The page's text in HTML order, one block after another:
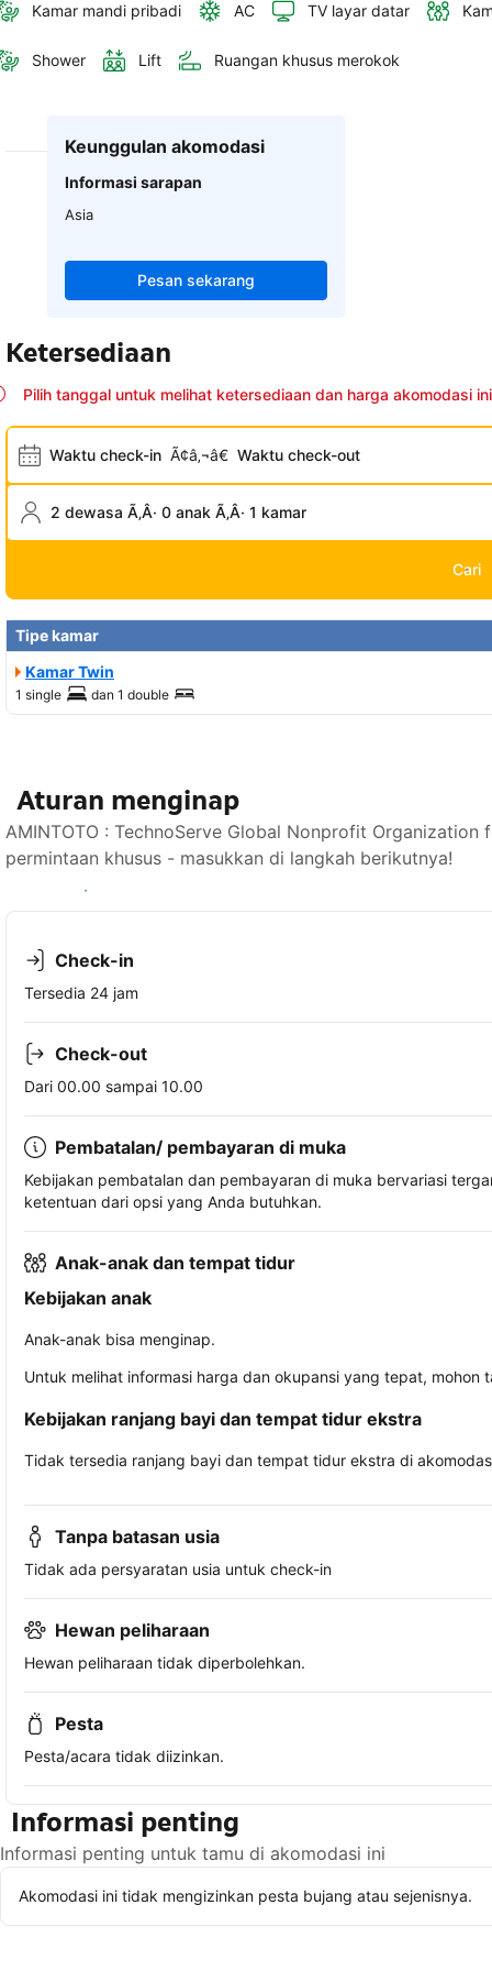
Kamar mandi pribadi AC TV layar datar
Shower Lift Ruangan khusus merokok
Keunggulan akomodasi
Informasi sarapan
Asia
Pesan sekarang
Ketersediaan
Pilih tanggal untuk melihat ketersediaan dan harga akomodasi ini
Waktu check-in Ã¢â‚¬â€ Waktu check-out
2 dewasa Ã‚Â· 0 anak Ã‚Â· 1 kamar
Cari
Tipe kamar
Kamar Twin
1 single dan 1 double
Aturan menginap
AMINTOTO : TechnoServe Global Nonprofit
permintaan khusus - masukkan di langkah berikutnya!
Lihat ketersediaan
Check-in
Tersedia 24 jam
Check-out
Dari 00.00 sampai 10.00
Pembatalan/ pembayaran di muka
Kebijakan pembatalan dan pembayaran di muka bervariasi
ketentuan dari opsi yang Anda butuhkan.
Anak-anak dan tempat tidur
Kebijakan anak
Anak-anak bisa menginap.
Untuk melihat informasi harga dan okupansi yang tepat,
Kebijakan ranjang bayi dan tempat tidur ekstra
Tidak tersedia ranjang bayi dan tempat tidur ekstra di
Tanpa batasan usia
Tidak ada persyaratan usia untuk check-in
Hewan peliharaan
Hewan peliharaan tidak diperbolehkan.
Pesta
Pesta/acara tidak diizinkan.
Informasi penting
Informasi penting untuk tamu di akomodasi ini
Akomodasi ini tidak mengizinkan pesta bujang atau sejenisnya.